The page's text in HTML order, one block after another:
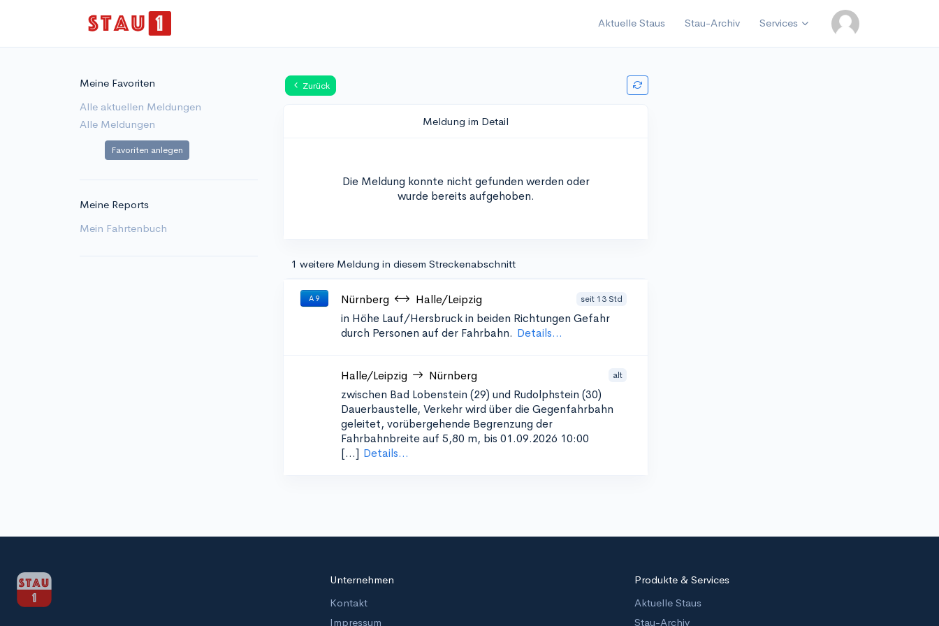
Aktuelle Staus Stau-Archiv Services
Meine Favoriten
Alle aktuellen Meldungen
Alle Meldungen
Favoriten anlegen
Meine Reports
Mein Fahrtenbuch
Zurück
Meldung im Detail
Die Meldung konnte nicht gefunden werden oder
wurde bereits aufgehoben.
1 weitere Meldung in diesem Streckenabschnitt
A 9 Nürnberg Halle/Leipzig seit 13 Std
in Höhe Lauf/Hersbruck in beiden Richtungen Gefahr
durch Personen auf der Fahrbahn. Details...
Halle/Leipzig Nürnberg alt
zwischen Bad Lobenstein (29) und Rudolphstein (30)
Dauerbaustelle, Verkehr wird über die Gegenfahrbahn
geleitet, vorübergehende Begrenzung der
Fahrbahnbreite auf 5,80 m, bis 01.09.2026 10:00
[...] Details...
Unternehmen
Kontakt
Impressum
Produkte & Services
Aktuelle Staus
Stau-Archiv